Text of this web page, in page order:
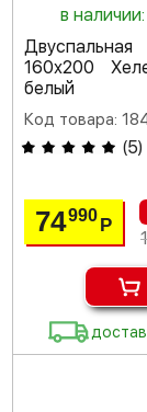
в
160х200
белый
Код товара:
(5)
74990Р